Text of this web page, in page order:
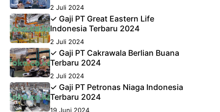
2 Juli 2024
✓ Gaji PT Great Eastern Life
Indonesia Terbaru 2024
2 Juli 2024
✓ Gaji PT Cakrawala Berlian Buana
Terbaru 2024
2 Juli 2024
✓ Gaji PT Petronas Niaga Indonesia
Terbaru 2024
19 Juni 2024